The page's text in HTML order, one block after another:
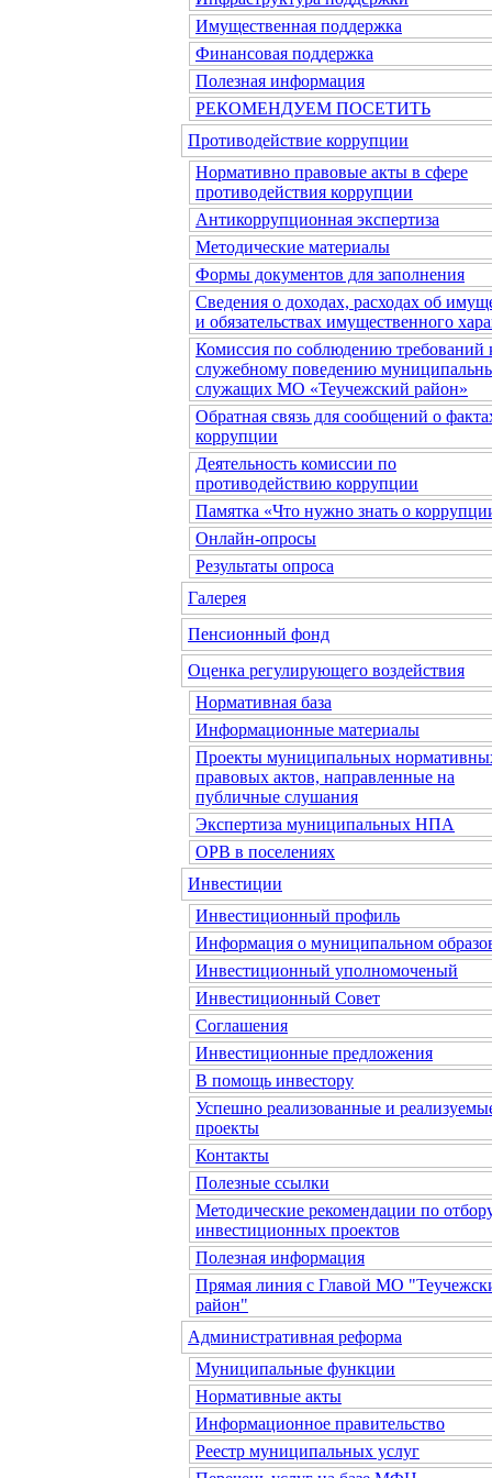
Имущественная поддержка
Финансовая поддержка
Полезная информация
РЕКОМЕНДУЕМ ПОСЕТИТЬ
Противодействие коррупции
Нормативно правовые акты в сфере
противодействия коррупции
Антикоррупционная экспертиза
Методические материалы
Формы документов для заполнения
Сведения о доходах, расходах об
и обязательствах имущественного
Комиссия по соблюдению требований
служебному поведению
служащих МО «Теучежский район»
Обратная связь для сообщений о
коррупции
Деятельность комиссии по
противодействию коррупции
Памятка «Что нужно знать о
Онлайн-опросы
Результаты опроса
Галерея
Пенсионный фонд
Оценка регулирующего воздействия
Нормативная база
Информационные материалы
Проекты муниципальных
правовых актов, направленные на
публичные слушания
Экспертиза муниципальных НПА
ОРВ в поселениях
Инвестиции
Инвестиционный профиль
Информация о муниципальном
Инвестиционный уполномоченый
Инвестиционный Совет
Соглашения
Инвестиционные предложения
В помощь инвестору
Успешно реализованные и
проекты
Контакты
Полезные ссылки
Методические рекомендации по
инвестиционных проектов
Полезная информация
Прямая линия с Главой МО
район"
Административная реформа
Муниципальные функции
Нормативные акты
Информационное правительство
Реестр муниципальных услуг